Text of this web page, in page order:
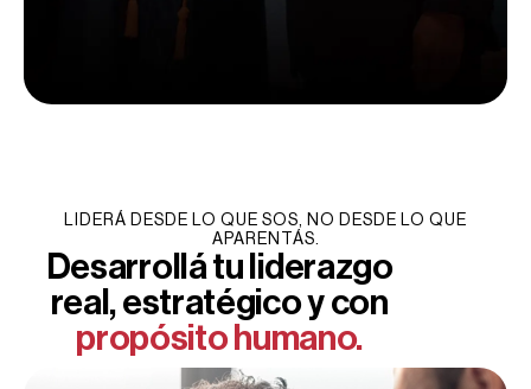
LIDERÁ DESDE LO QUE SOS, NO DESDE LO QUE
APARENTÁS.
Desarrollá tu liderazgo
real, estratégico y con
propósito humano.